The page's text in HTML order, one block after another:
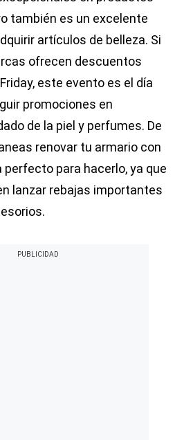
también es un excelente
artículos de belleza. Si
ofrecen descuentos
este evento es el día
promociones en
de la piel y perfumes. De
renovar tu armario con
perfecto para hacerlo, ya que
lanzar rebajas importantes